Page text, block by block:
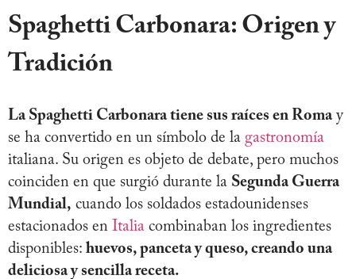
Spaghetti Carbonara: Origen y
Tradición
La Spaghetti Carbonara tiene sus raíces en Romay
se ha convertido en un símbolo de la gastronomía
italiana. Su origen es objeto de debate, pero muchos
coinciden en que surgió durante la Segunda Guerra
Mundial, cuando los soldados estadounidenses
estacionados en Italia combinaban los ingredientes
disponibles: huevos, panceta y queso, creando una
deliciosa y sencilla receta.